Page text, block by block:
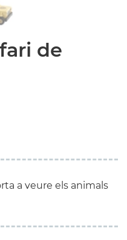
de
a veure els animals